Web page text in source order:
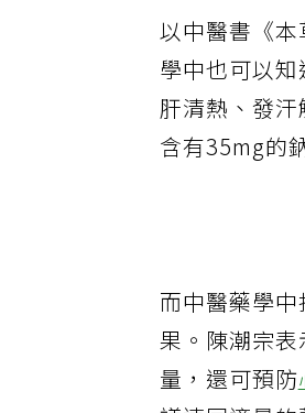
以中醫書《
學中也可以
肝清熱、發
含有35mg的
而中醫藥學
果。陳潮宗
量，還可預防